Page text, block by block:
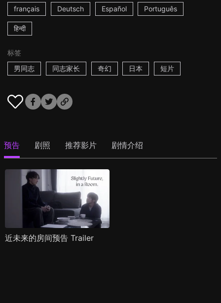
français Deutsch Español Português
हिन्दी
标签
男同志
同志家长 奇幻 日本 短片
预告 剧照 推荐影片 剧情介绍
近未来的房间预告 Trailer